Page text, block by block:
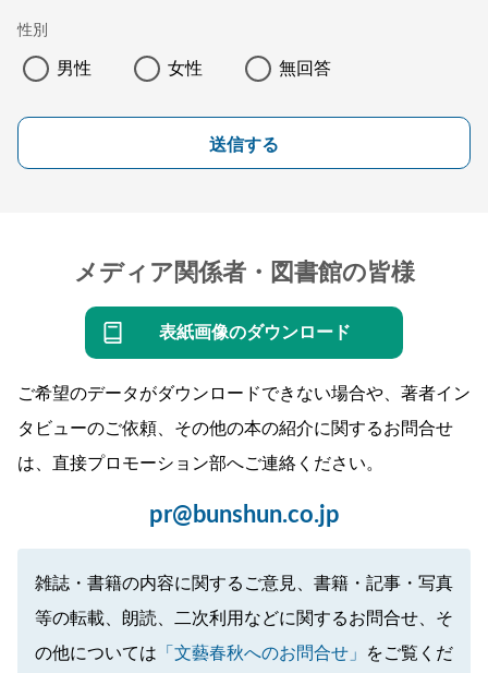
性別
男性 女性 無回答
送信する
メディア関係者・図書館の皆様
表紙画像のダウンロード
ご希望のデータがダウンロードできない場合や、著者イン
タビューのご依頼、その他の本の紹介に関するお問合せ
は、直接プロモーション部へご連絡ください。
pr@bunshun.co.jp
雑誌・書籍の内容に関するご意見、書籍・記事・写真
等の転載、朗読、二次利用などに関するお問合せ、そ
の他については 「文藝春秋へのお問合せ」 をご覧くだ